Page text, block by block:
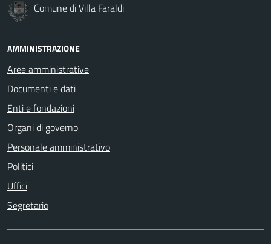
Comune di Villa Faraldi
AMMINISTRAZIONE
Aree amministrative
Documenti e dati
Enti e fondazioni
Organi di governo
Personale amministrativo
Politici
Uffici
Segretario